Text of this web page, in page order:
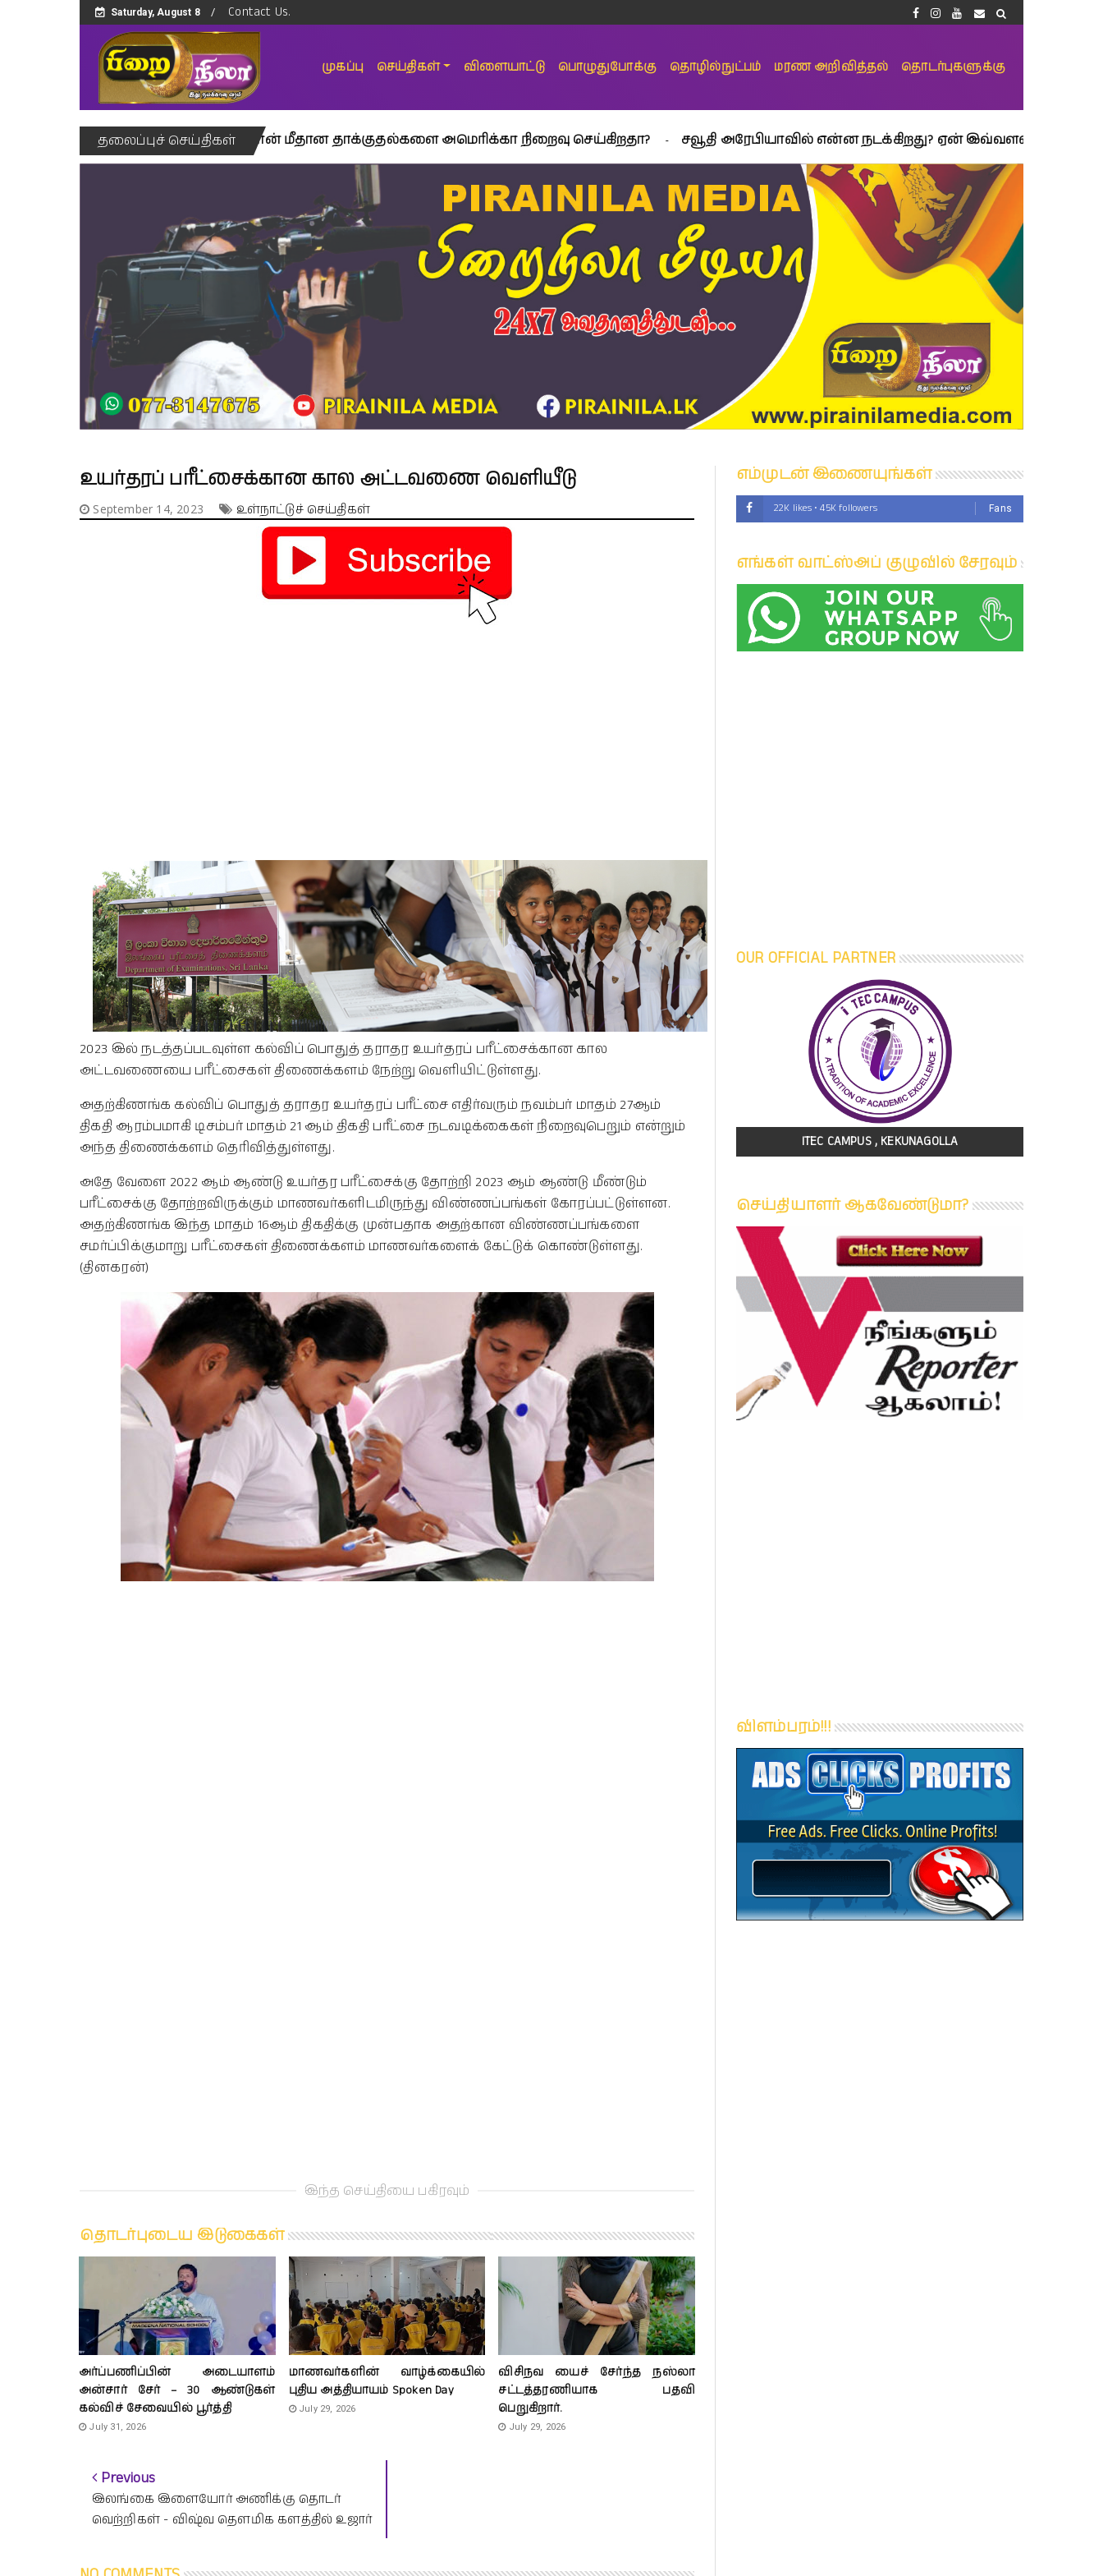
Saturday, August 8 Contact Us.
முகப்பு செய்திகள் விளையாட்டு பொழுதுபோக்கு தொழில்நுட்பம் மரண அறிவித்தல் தொடர்புகளுக்கு
தலைப்புச் செய்திகள்
பூர்த்தி ஈரான் மீதான தாக்குதல்களை அமெரிக்கா நிறைவு செய்கிறதா? சவூதி அரேபியாவில் என்ன நடக்கிறது? ஏன் இவ்வளவு பயம்? 2030 இன்
உயர்தரப் பரீட்சைக்கான கால அட்டவணை வெளியீடு
September 14, 2023 உள்நாட்டுச் செய்திகள்
2023 இல் நடத்தப்படவுள்ள கல்விப் பொதுத் தராதர உயர்தரப் பரீட்சைக்கான கால
அட்டவணையை பரீட்சைகள் திணைக்களம் நேற்று வெளியிட்டுள்ளது.
அதற்கிணங்க கல்விப் பொதுத் தராதர உயர்தரப் பரீட்சை எதிர்வரும் நவம்பர் மாதம் 27ஆம்
திகதி ஆரம்பமாகி டிசம்பர் மாதம் 21 ஆம் திகதி பரீட்சை நடவடிக்கைகள் நிறைவுபெறும் என்றும்
அந்த திணைக்களம் தெரிவித்துள்ளது.
அதே வேளை 2022 ஆம் ஆண்டு உயர்தர பரீட்சைக்கு தோற்றி 2023 ஆம் ஆண்டு மீண்டும்
பரீட்சைக்கு தோற்றவிருக்கும் மாணவர்களிடமிருந்து விண்ணப்பங்கள் கோரப்பட்டுள்ளன.
அதற்கிணங்க இந்த மாதம் 16ஆம் திகதிக்கு முன்பதாக அதற்கான விண்ணப்பங்களை
சமர்ப்பிக்குமாறு பரீட்சைகள் திணைக்களம் மாணவர்களைக் கேட்டுக் கொண்டுள்ளது.
(தினகரன்)
இந்த செய்தியை பகிரவும்
தொடர்புடைய இடுகைகள்
அர்ப்பணிப்பின் அடையாளம்
அன்சார் சேர் – 30 ஆண்டுகள்
கல்விச் சேவையில் பூர்த்தி
July 31, 2026
மாணவர்களின் வாழ்க்கையில்
புதிய அத்தியாயம் Spoken Day
July 29, 2026
விசிநவ யைச் சேர்ந்த நஸ்லா
சட்டத்தரணியாக பதவி
பெறுகிறார்.
July 29, 2026
Previous
இலங்கை இளையோர் அணிக்கு தொடர்
வெற்றிகள் - விஷ்வ தௌமிக களத்தில் உஜார்
எம்முடன் இணையுங்கள்
22K likes • 45K followers Fans
எங்கள் வாட்ஸ்அப் குழுவில் சேரவும்
OUR OFFICIAL PARTNER
ITEC CAMPUS , KEKUNAGOLLA
செய்தியாளர் ஆகவேண்டுமா?
விளம்பரம்!!!